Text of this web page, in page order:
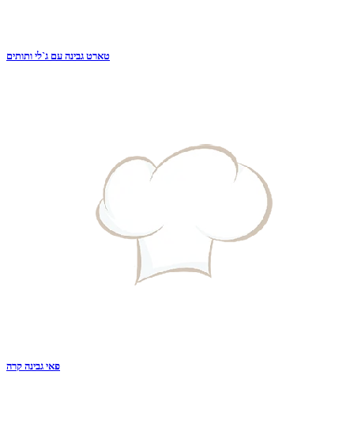
טארט גבינה עם ג`לי ותותים
פאי גבינה קרה